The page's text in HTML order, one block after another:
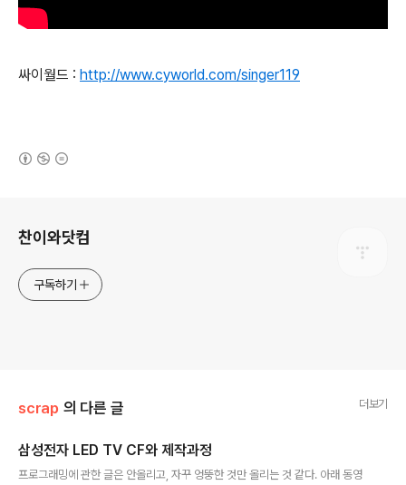
싸이월드 : http://www.cyworld.com/singer119
찬이와닷컴
구독하기
scrap 의 다른 글 더보기
삼성전자 LED TV CF와 제작과정
프로그래밍에 관한 글은 안올리고, 자꾸 엉뚱한 것만 올리는 것 같다. 아래 동영